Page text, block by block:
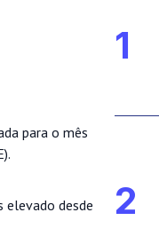
para o mês
desde
1
2